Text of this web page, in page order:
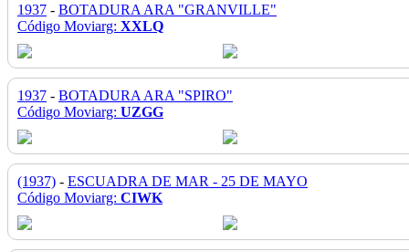
1937 - BOTADURA ARA "GRANVILLE"
Código Moviarg: XXLQ
1937 - BOTADURA ARA "SPIRO"
Código Moviarg: UZGG
(1937) - ESCUADRA DE MAR - 25 DE MAYO
Código Moviarg: CIWK